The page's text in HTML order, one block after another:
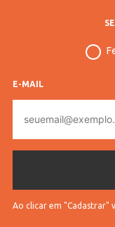
E-MAIL
mail
Ao clicar em "Cadastrar"